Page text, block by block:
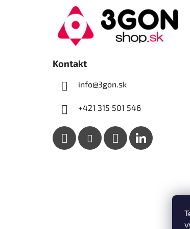
Kontakt
info@3gon.sk
+421 315 501 546